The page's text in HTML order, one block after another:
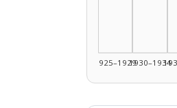
1925–19291930–1934